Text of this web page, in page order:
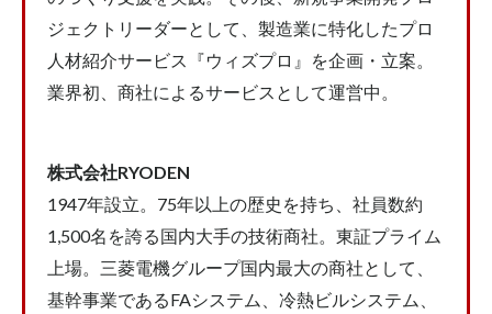
ジェクトリーダーとして、製造業に特化したプロ
人材紹介サービス『ウィズプロ』を企画・立案。
業界初、商社によるサービスとして運営中。
株式会社RYODEN
1947年設立。75年以上の歴史を持ち、社員数約
1,500名を誇る国内大手の技術商社。東証プライム
上場。三菱電機グループ国内最大の商社として、
基幹事業であるFAシステム、冷熱ビルシステム、